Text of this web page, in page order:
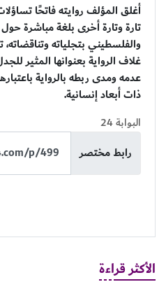
أغلق المؤلف روايته فاتحًا
تارة وتارة أخرى بلغة مباشرة
والفلسطيني بتجلياته وتناقضاته،
غلاف الرواية بعنوانها المثير
عدمه ومدى ربطه بالرواية
ذات أبعاد إنسانية.
البوابة 24
رابط مختصر
الأكثر قراءة